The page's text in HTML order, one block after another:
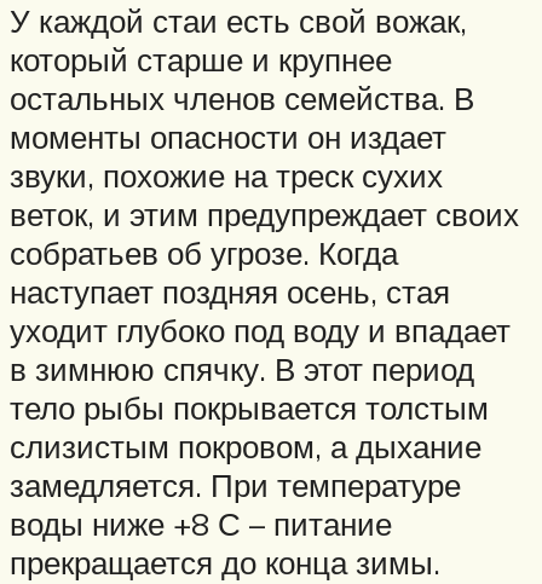
У каждой стаи есть свой вожак,
который старше и крупнее
остальных членов семейства. В
моменты опасности он издает
звуки, похожие на треск сухих
веток, и этим предупреждает своих
собратьев об угрозе. Когда
наступает поздняя осень, стая
уходит глубоко под воду и впадает
в зимнюю спячку. В этот период
тело рыбы покрывается толстым
слизистым покровом, а дыхание
замедляется. При температуре
воды ниже +8 С – питание
прекращается до конца зимы.